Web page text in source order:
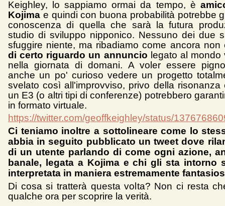
Keighley, lo sappiamo ormai da tempo, è
Kojima e quindi con buona probabilità potrebbe
conoscenza di quella che sarà la futura
studio di sviluppo nipponico. Nessuno dei due
sfuggire niente, ma ribadiamo come ancora
di certo riguardo un annuncio legato al mondo
nella giornata di domani. A voler essere
anche un po' curioso vedere un progetto
svelato così all'improvviso, privo della risonanza
un E3 (o altri tipi di conferenze) potrebbero
in formato virtuale.
https://twitter.com/geoffkeighley/status/
Ci teniamo inoltre a sottolineare come lo
abbia in seguito pubblicato un tweet dove
di un utente parlando di come ogni azione,
banale, legata a Kojima e chi gli sta intorno
interpretata in maniera estremamente
Di cosa si tratterà questa volta? Non ci resta
qualche ora per scoprire la verità.